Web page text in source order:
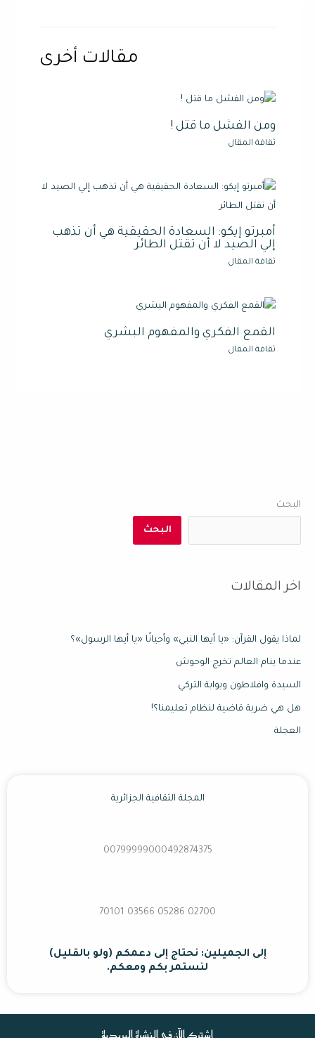
مقالات أخرى
ومن الفشل ما قتل !
ثقافة المقال
أمبرتو إيكو: السعادة الحقيقية هي أن تذهب
إلي الصيد لا أن تقتل الطائر
ثقافة المقال
القمع الفكري والمفهوم البشري
ثقافة المقال
البحث
البحث
اخر المقالات
لماذا يقول القرآن: «يا أيها النبي» وأحيانًا «يا أيها الرسول»؟
عندما ينام العالم تخرج الوحوش
السيدة وافلاطون وبوابة التركي
هل هي ضربة قاضية لنظام تعليمنا؟!
العجلة
المجلة الثقافية الجزائرية
00799999000492874375
02700 70101 03566 05286
إلى الجميلين: نحتاج إلى دعمكم (ولو بالقليل)
لنستمر بكم ومعكم.
اشترك الآن في النشرة البريدية